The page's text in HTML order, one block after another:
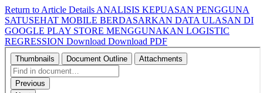
Return to Article Details ANALISIS KEPUASAN PENGGUNA
SATUSEHAT MOBILE BERDASARKAN DATA ULASAN DI
GOOGLE PLAY STORE MENGGUNAKAN LOGISTIC
REGRESSION Download Download PDF